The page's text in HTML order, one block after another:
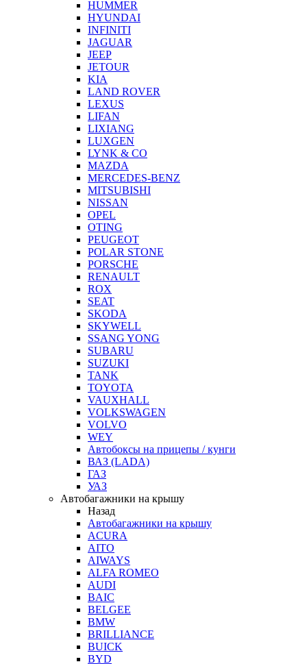
HUMMER
HYUNDAI
INFINITI
JAGUAR
JEEP
JETOUR
KIA
LAND ROVER
LEXUS
LIFAN
LIXIANG
LUXGEN
LYNK & CO
MAZDA
MERCEDES-BENZ
MITSUBISHI
NISSAN
OPEL
OTING
PEUGEOT
POLAR STONE
PORSCHE
RENAULT
ROX
SEAT
SKODA
SKYWELL
SSANG YONG
SUBARU
SUZUKI
TANK
TOYOTA
VAUXHALL
VOLKSWAGEN
VOLVO
WEY
Автобоксы на прицепы / кунги
ВАЗ (LADA)
ГАЗ
УАЗ
Автобагажники на крышу
Назад
Автобагажники на крышу
ACURA
AITO
AIWAYS
ALFA ROMEO
AUDI
BAIC
BELGEE
BMW
BRILLIANCE
BUICK
BYD